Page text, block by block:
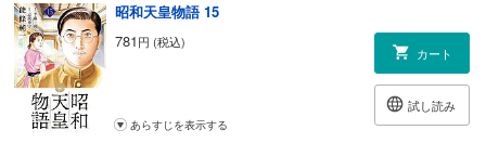
昭和天皇物語 15
781円 (税込)
カート
試し読み
あらすじを表示する